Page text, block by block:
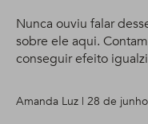
Nunca ouviu falar
sobre ele aqui.
conseguir efeito
Amanda Luz | 28 de